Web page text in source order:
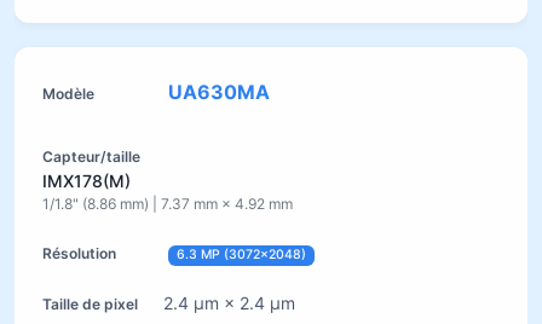
UA630MA
IMX178(M)
1/1.8" (8.86 mm) | 7.37 mm × 4.92 mm
6.3 MP (3072×2048)
2.4 µm × 2.4 µm